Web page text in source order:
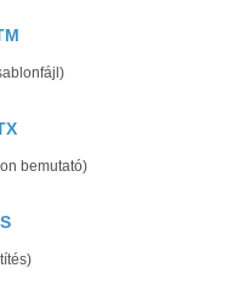
bemutató)